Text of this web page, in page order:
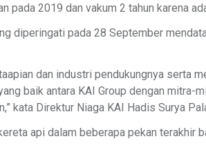
2019 dan vakum 2 tahun karena
diperingati pada 28 September
dan industri pendukungnya serta
baik antara KAI Group dengan mitra-
kata Direktur Niaga KAI Hadis Surya
api dalam beberapa pekan terakhir